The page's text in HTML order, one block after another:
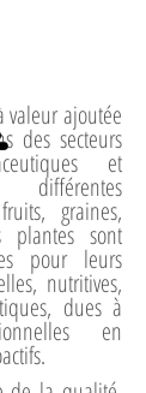
valeur ajoutée
des secteurs
et
graines,
plantes sont
pour leurs
nutritives,
dues à
en